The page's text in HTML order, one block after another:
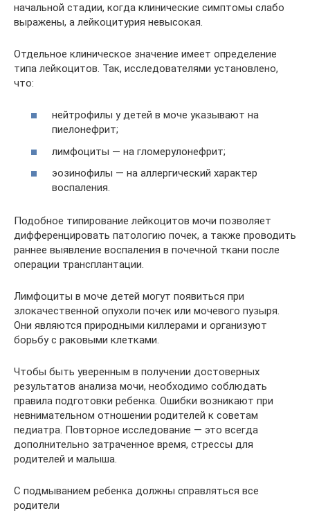
начальной стадии, когда клинические симптомы слабо
выражены, а лейкоцитурия невысокая.
Отдельное клиническое значение имеет определение
типа лейкоцитов. Так, исследователями установлено,
что:
нейтрофилы у детей в моче указывают на
пиелонефрит;
лимфоциты — на гломерулонефрит;
эозинофилы — на аллергический характер
воспаления.
Подобное типирование лейкоцитов мочи позволяет
дифференцировать патологию почек, а также проводить
раннее выявление воспаления в почечной ткани после
операции трансплантации.
Лимфоциты в моче детей могут появиться при
злокачественной опухоли почек или мочевого пузыря.
Они являются природными киллерами и организуют
борьбу с раковыми клетками.
Чтобы быть уверенным в получении достоверных
результатов анализа мочи, необходимо соблюдать
правила подготовки ребенка. Ошибки возникают при
невнимательном отношении родителей к советам
педиатра. Повторное исследование — это всегда
дополнительно затраченное время, стрессы для
родителей и малыша.
С подмыванием ребенка должны справляться все
родители